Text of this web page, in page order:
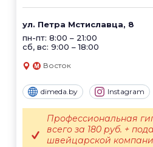
ул. Петра Мстиславца, 8
пн-пт: 8:00 – 21:00
сб, вс: 9:00 – 18:00
Восток
dimeda.by Instagram
Профессиональная
всего за 180 руб. +
швейцарской